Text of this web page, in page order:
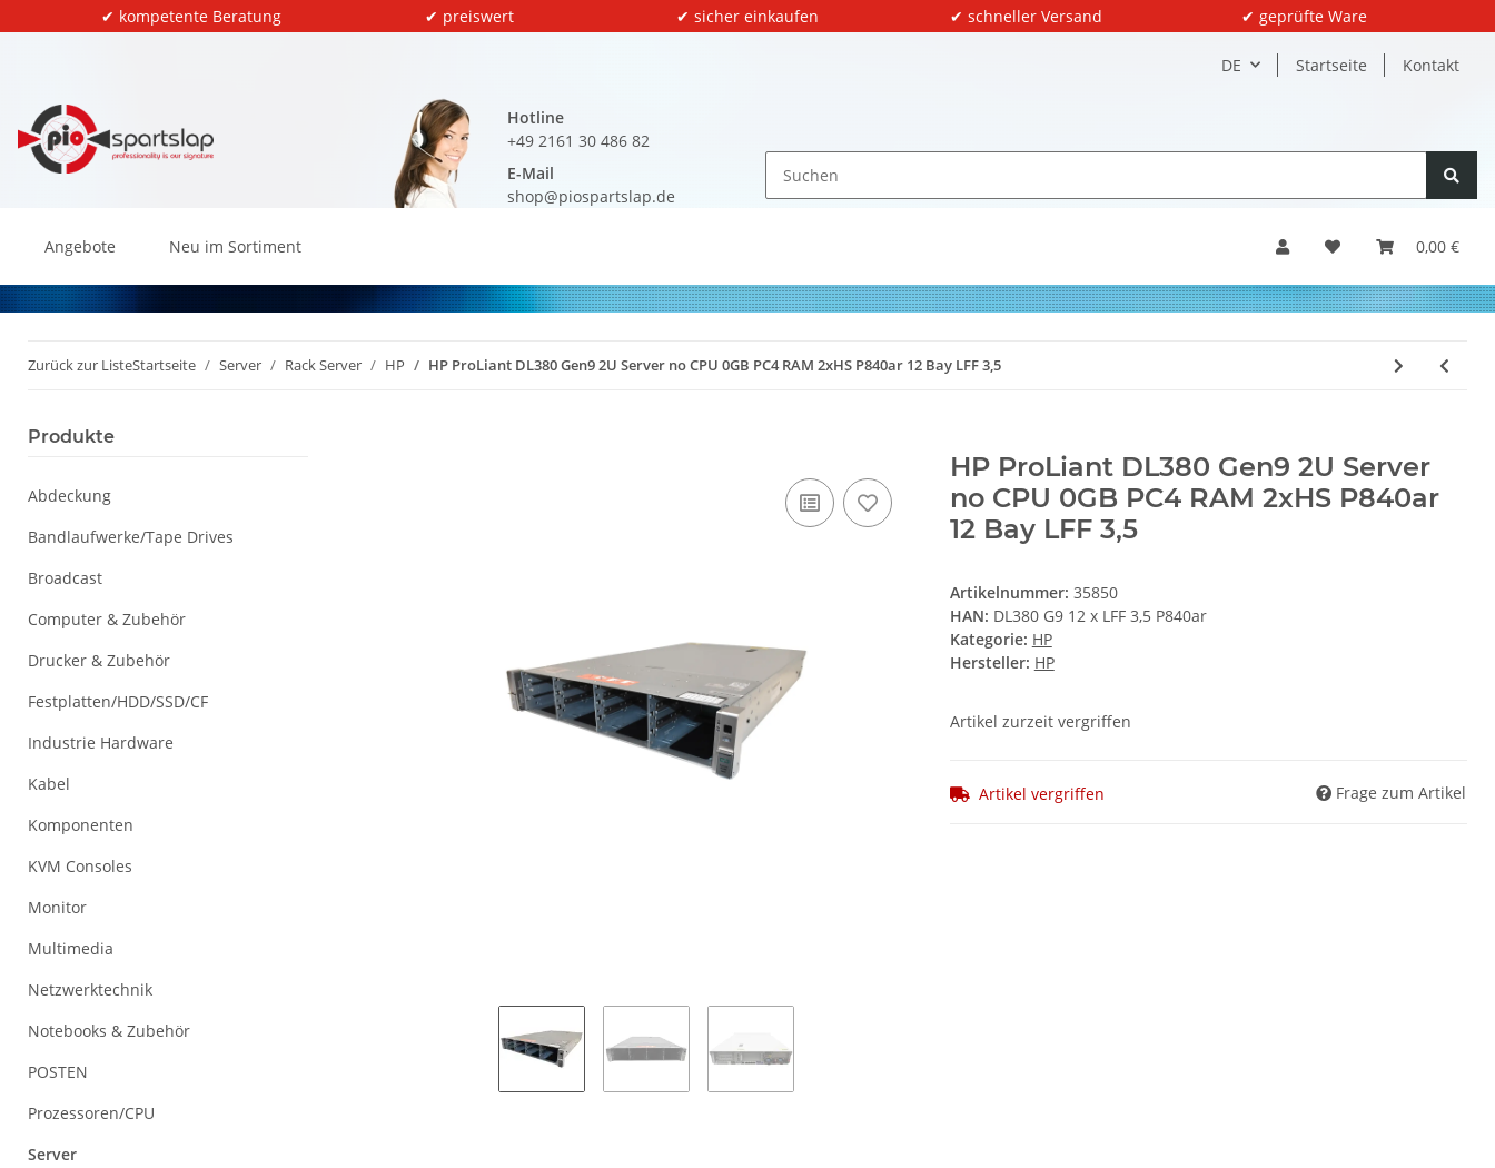
✔ kompetente Beratung ✔ preiswert ✔ sicher einkaufen ✔ schneller Versand ✔ geprüfte Ware
DE Startseite Kontakt
Hotline
+49 2161 30 486 82
E-Mail
shop@piospartslap.de
0,00 €
Angebote Neu im Sortiment
Zurück zur ListeStartseite Server Rack Server HP HP ProLiant DL380 Gen9 2U Server no CPU 0GB PC4 RAM 2xHS P840ar 12 Bay LFF 3,5
HP ProLiant DL380 Gen9 2U Server
no CPU 0GB PC4 RAM 2xHS P840ar
12 Bay LFF 3,5
Artikelnummer: 35850
HAN: DL380 G9 12 x LFF 3,5 P840ar
Kategorie: HP
Hersteller: HP
Artikel zurzeit vergriffen
Artikel vergriffen Frage zum Artikel
Produkte
Abdeckung
Bandlaufwerke/Tape Drives
Broadcast
Computer & Zubehör
Drucker & Zubehör
Festplatten/HDD/SSD/CF
Industrie Hardware
Kabel
Komponenten
KVM Consoles
Monitor
Multimedia
Netzwerktechnik
Notebooks & Zubehör
POSTEN
Prozessoren/CPU
Server